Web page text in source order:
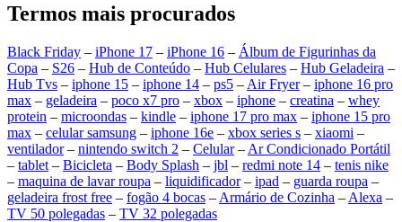
Termos mais procurados
Black Friday – iPhone 17 – iPhone 16 – Álbum de Figurinhas da
Copa – S26 – Hub de Conteúdo – Hub Celulares – Hub Geladeira –
Hub Tvs – iphone 15 – iphone 14 – ps5 – Air Fryer– iphone 16 pro
max – geladeira – poco x7 pro – xbox – iphone – creatina – whey
protein – microondas – kindle – iphone 17 pro max – iphone 15 pro
max – celular samsung – iphone 16e – xbox series s – xiaomi –
ventilador– nintendo switch 2 – Celular– Ar Condicionado Portátil
– tablet – Bicicleta – Body Splash – jbl – redmi note 14 – tenis nike
– maquina de lavar roupa – liquidificador– ipad – guarda roupa –
geladeira frost free – fogão 4 bocas – Armário de Cozinha – Alexa –
TV 50 polegadas – TV 32 polegadas